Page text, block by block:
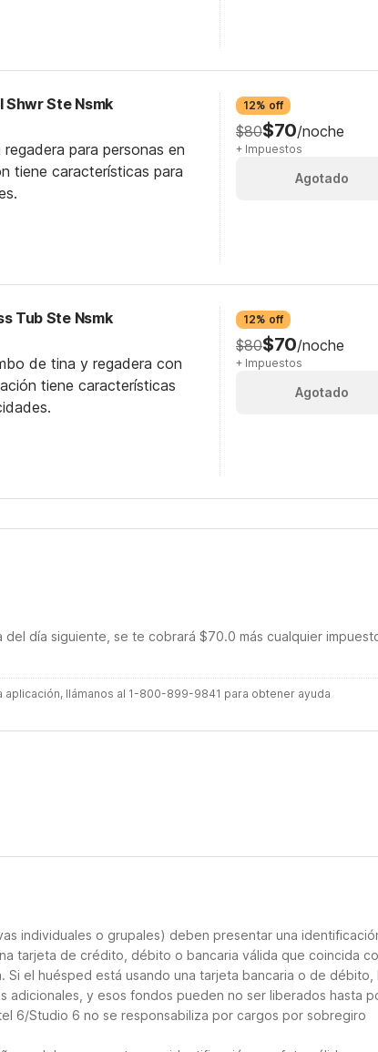
Shwr Ste Nsmk
para personas en
tiene características para
12% off
$80$70/noche
+ Impuestos
Agotado
Tub Ste Nsmk
de tina y regadera con
tiene características
12% off
$80$70/noche
+ Impuestos
Agotado
día siguiente, se te cobrará $70.0 más cualquier
llámanos al 1-800-899-9841 para obtener ayuda
individuales o grupales) deben presentar una
tarjeta de crédito, débito o bancaria válida que coincida
el huésped está usando una tarjeta bancaria o de débito,
y esos fondos pueden no ser liberados hasta
6/Studio 6 no se responsabiliza por cargos por sobregiro